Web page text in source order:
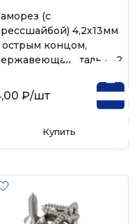
(с
4,2х13мм
острым концом,
сталь А-2
₽/шт
Купить